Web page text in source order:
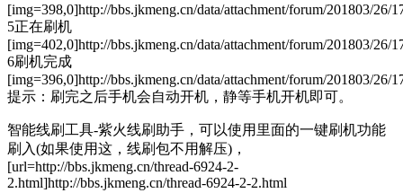
[img=398,0]http://bbs.jkmeng.cn/data/attachment/forum/201803/
5正在刷机
[img=402,0]http://bbs.jkmeng.cn/data/attachment/forum/201803/26/
6刷机完成
[img=396,0]http://bbs.jkmeng.cn/data/attachment/forum/201803/26/
提示：刷完之后手机会自动开机，静等手机开机即可。
智能线刷工具-紫火线刷助手，可以使用里面的一键刷机功能
刷入(如果使用这，线刷包不用解压)，
[url=http://bbs.jkmeng.cn/thread-6924-2-
2.html]http://bbs.jkmeng.cn/thread-6924-2-2.html